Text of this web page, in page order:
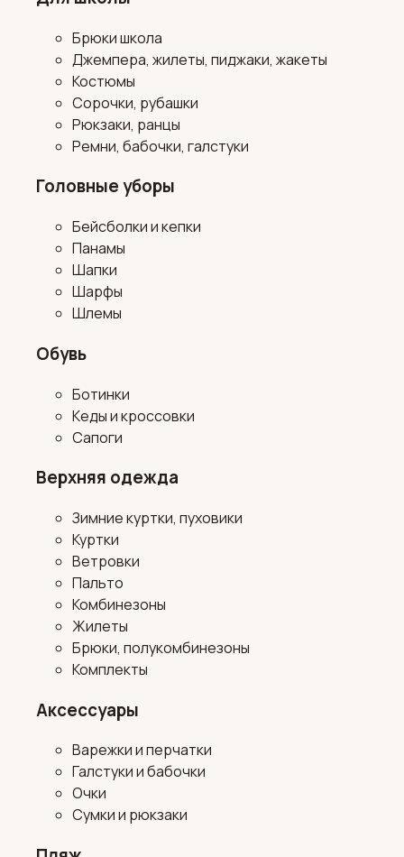
Брюки школа
Джемпера, жилеты, пиджаки, жакеты
Костюмы
Сорочки, рубашки
Рюкзаки, ранцы
Ремни, бабочки, галстуки
Головные уборы
Бейсболки и кепки
Панамы
Шапки
Шарфы
Шлемы
Обувь
Ботинки
Кеды и кроссовки
Сапоги
Верхняя одежда
Зимние куртки, пуховики
Куртки
Ветровки
Пальто
Комбинезоны
Жилеты
Брюки, полукомбинезоны
Комплекты
Аксессуары
Варежки и перчатки
Галстуки и бабочки
Очки
Сумки и рюкзаки